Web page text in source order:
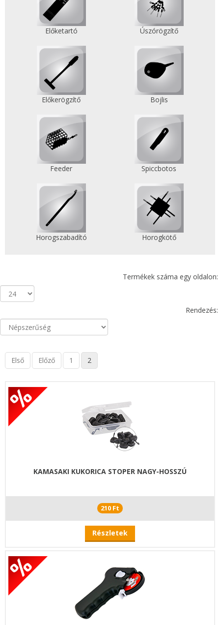
Előketartó Úszórögzítő
Előkerögzítő Bojlis
Feeder Spiccbotos
Horogszabadító Horogkötő
Termékek száma egy oldalon:
Rendezés:
Első Előző 1 2
KAMASAKI KUKORICA STOPER NAGY-HOSSZÚ
210 Ft
Részletek